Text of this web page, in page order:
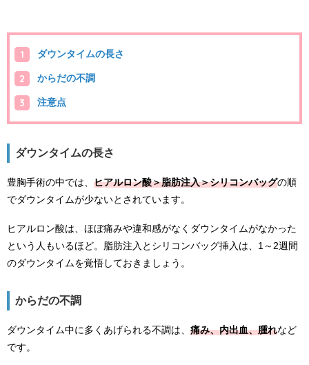
ダウンタイムの長さ
からだの不調
注意点
ダウンタイムの長さ
豊胸手術の中では、 ヒアルロン酸＞脂肪注入＞シリコンバッグの順
でダウンタイムが少ないとされています。
ヒアルロン酸は、ほぼ痛みや違和感がなくダウンタイムがなかった
という人もいるほど。脂肪注入とシリコンバッグ挿入は、1～2週間
のダウンタイムを覚悟しておきましょう。
からだの不調
ダウンタイム中に多くあげられる不調は、 痛み、内出血、腫れなど
です。